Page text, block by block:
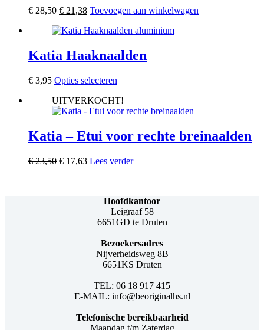
€28,50 Oorspronkelijke
was:
€ 21,38Huidige
is:
Toevoegen aan winkelwagen
Katia Haaknaalden
€ 3,95 Opties selecteren
heeft
meerdere
Deze
optie
gekozen
de
productpagina
UITVERKOCHT!
Katia – Etui voor rechte breinaalden
€23,50 Oorspronkelijke
€ 17,63Huidige
Lees verder
Hoofdkantoor
Leigraaf 58
6651GD te Druten
Bezoekersadres
Nijverheidsweg 8B
6651KS Druten
TEL: 06 18 917 415
E-MAIL: info@beoriginalhs.nl
Telefonische bereikbaarheid
Maandag t/m Zaterdag